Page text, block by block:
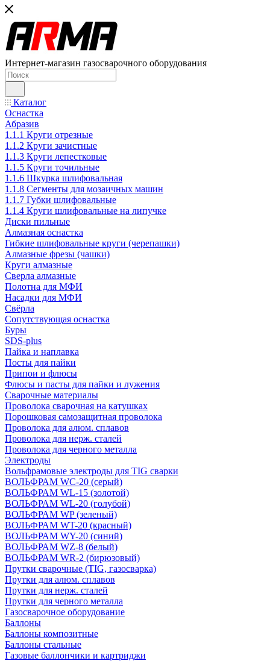
Интернет-магазин газосварочного оборудования
Каталог
Оснастка
Абразив
1.1.1 Круги отрезные
1.1.2 Круги зачистные
1.1.3 Круги лепестковые
1.1.5 Круги точильные
1.1.6 Шкурка шлифовальная
1.1.8 Сегменты для мозаичных машин
1.1.7 Губки шлифовальные
1.1.4 Круги шлифовальные на липучке
Диски пильные
Алмазная оснастка
Гибкие шлифовальные круги (черепашки)
Алмазные фрезы (чашки)
Круги алмазные
Сверла алмазные
Полотна для МФИ
Насадки для МФИ
Свёрла
Сопутствующая оснастка
Буры
SDS-plus
Пайка и наплавка
Посты для пайки
Припои и флюсы
Флюсы и пасты для пайки и лужения
Сварочные материалы
Проволока сварочная на катушках
Порошковая самозащитная проволока
Проволока для алюм. сплавов
Проволока для нерж. сталей
Проволока для черного металла
Электроды
Вольфрамовые электроды для TIG сварки
ВОЛЬФРАМ WC-20 (серый)
ВОЛЬФРАМ WL-15 (золотой)
ВОЛЬФРАМ WL-20 (голубой)
ВОЛЬФРАМ WP (зеленый)
ВОЛЬФРАМ WT-20 (красный)
ВОЛЬФРАМ WY-20 (синий)
ВОЛЬФРАМ WZ-8 (белый)
ВОЛЬФРАМ WR-2 (бирюзовый)
Прутки сварочные (TIG, газосварка)
Прутки для алюм. сплавов
Прутки для нерж. сталей
Прутки для черного металла
Газосварочное оборудование
Баллоны
Баллоны композитные
Баллоны стальные
Газовые баллончики и картриджи